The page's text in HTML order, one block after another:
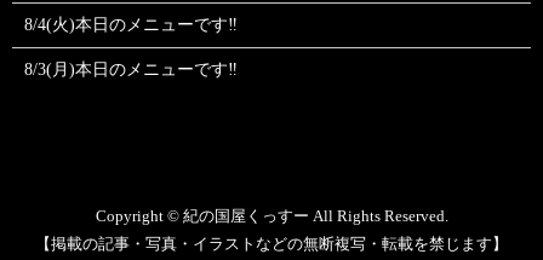
8/4(火)本日のメニューです‼️
8/3(月)本日のメニューです‼️
Copyright © 紀の国屋くっすー All Rights Reserved.
【掲載の記事・写真・イラストなどの無断複写・転載を禁じます】